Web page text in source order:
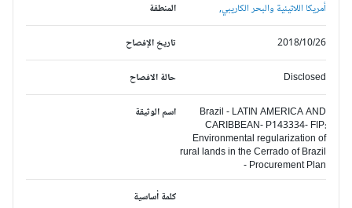
المنطقة أمريكا اللاتينية والبحر الكاريبي,
تاريخ الإفصاح 2018/10/26
حالة الافصاح Disclosed
اسم الوثيقة
Brazil - LATIN AMERICA AND
CARIBBEAN- P143334- FIP:
Environmental regularization of
rural lands in the Cerrado of Brazil
- Procurement Plan
كلمة أساسية